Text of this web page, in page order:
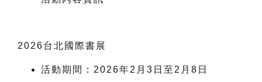
2026台北國際書展
活動期間：2026年2月3日至2月8日